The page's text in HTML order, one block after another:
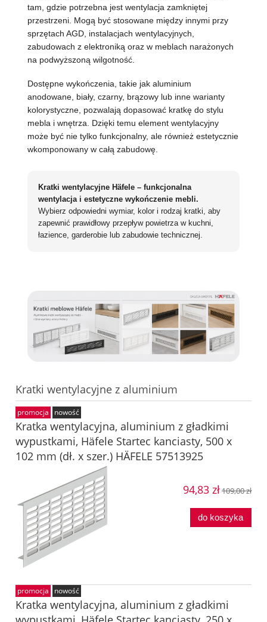
tam, gdzie potrzebna jest wentylacja zamkniętej
przestrzeni. Mogą być stosowane między innymi przy
sprzętach AGD, instalacjach wentylacyjnych,
zabudowach z elektroniką oraz w meblach narażonych
na podwyższoną wilgotność.
Dostępne wykończenia, takie jak aluminium
anodowane, biały, czarny, brązowy lub inne warianty
kolorystyczne, pozwalają dopasować kratkę do stylu
mebla i wnętrza. Dzięki temu element wentylacyjny
może być nie tylko funkcjonalny, ale również estetycznie
wkomponowany w całą zabudowę.
Kratki wentylacyjne Häfele – funkcjonalna
wentylacja i estetyczne wykończenie mebli.
Wybierz odpowiedni wymiar, kolor i rodzaj kratki, aby
zapewnić prawidłowy przepływ powietrza w kuchni,
łazience, garderobie lub zabudowie technicznej.
Kratki wentylacyjne z aluminium
Kratka wentylacyjna, aluminium z gładkimi
wypustkami, Häfele Startec kanciasty, 500 x
102 mm (dł. x szer.) HÄFELE 57513925
94,83 zł109,00 zł
do koszyka
promocja nowość
Kratka wentylacyjna, aluminium z gładkimi
promocja nowość